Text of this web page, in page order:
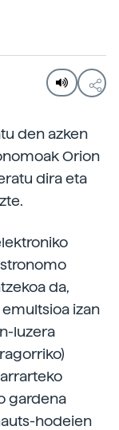
den azken
Orion
dira eta
da,
izan
luzera
gardena
hodeien